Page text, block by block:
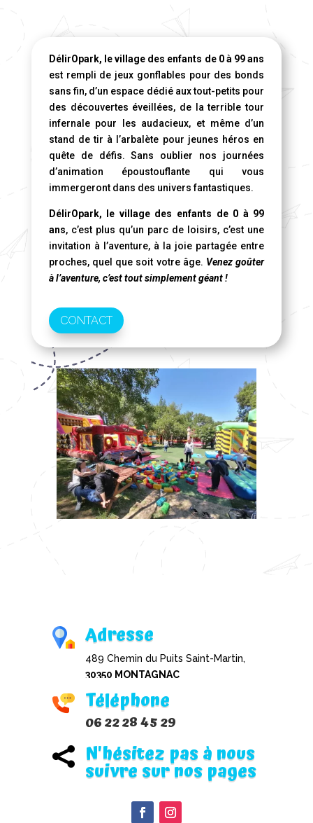
DélirOpark, le village des enfants de 0 à 99 ans
est rempli de jeux gonflables pour des bonds
sans fin, d’un espace dédié aux tout-petits pour
des découvertes éveillées, de la terrible tour
infernale pour les audacieux, et même d’un
stand de tir à l’arbalète pour jeunes héros en
quête de défis. Sans oublier nos journées
d’animation époustouflante qui vous
immergeront dans des univers fantastiques.
DélirOpark, le village des enfants de 0 à 99
ans, c’est plus qu’un parc de loisirs, c’est une
invitation à l’aventure, à la joie partagée entre
proches, quel que soit votre âge. Venez goûter
à l’aventure, c’est tout simplement géant !
CONTACT
Adresse
489 Chemin du Puits Saint-Martin,
30350 MONTAGNAC
Téléphone
06 22 28 45 29
 N'hésitez pas à nous
suivre sur nos pages